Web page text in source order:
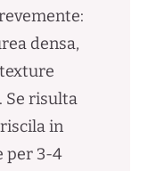
densa,
Se risulta
in
per 3-4